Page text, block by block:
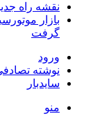
نقشه راه
بازار
گرفت
ورود
نوشته
سایدبار
منو